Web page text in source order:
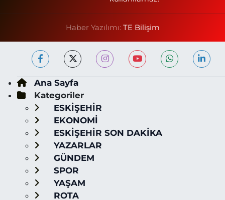
Haber Yazılımı: TE Bilişim
Ana Sayfa
Kategoriler
ESKİŞEHİR
EKONOMİ
ESKİŞEHİR SON DAKİKA
YAZARLAR
GÜNDEM
SPOR
YAŞAM
ROTA